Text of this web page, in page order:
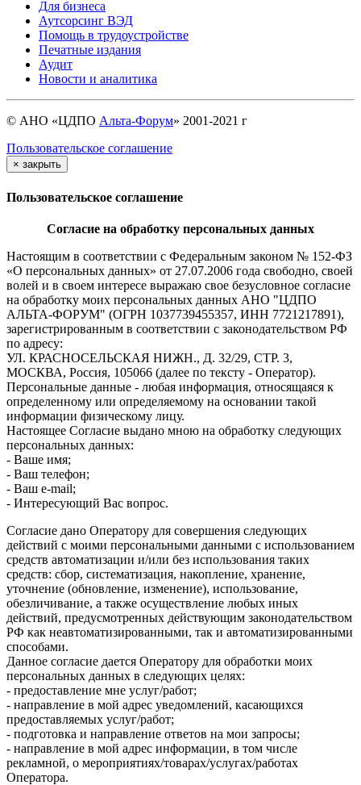
Для бизнеса
Аутсорсинг ВЭД
Помощь в трудоустройстве
Печатные издания
Аудит
Новости и аналитика
© АНО «ЦДПО Альта-Форум» 2001-2021 г
Пользовательское соглашение
× закрыть
Пользовательское соглашение
Согласие на обработку персональных данных
Настоящим в соответствии с Федеральным законом № 152-ФЗ
«О персональных данных» от 27.07.2006 года свободно, своей
волей и в своем интересе выражаю свое безусловное согласие
на обработку моих персональных данных АНО "ЦДПО
АЛЬТА-ФОРУМ" (ОГРН 1037739455357, ИНН 7721217891),
зарегистрированным в соответствии с законодательством РФ
по адресу:
УЛ. КРАСНОСЕЛЬСКАЯ НИЖН., Д. 32/29, СТР. 3,
МОСКВА, Россия, 105066 (далее по тексту - Оператор).
Персональные данные - любая информация, относящаяся к
определенному или определяемому на основании такой
информации физическому лицу.
Настоящее Согласие выдано мною на обработку следующих
персональных данных:
- Ваше имя;
- Ваш телефон;
- Ваш e-mail;
- Интересующий Вас вопрос.
Согласие дано Оператору для совершения следующих
действий с моими персональными данными с использованием
средств автоматизации и/или без использования таких
средств: сбор, систематизация, накопление, хранение,
уточнение (обновление, изменение), использование,
обезличивание, а также осуществление любых иных
действий, предусмотренных действующим законодательством
РФ как неавтоматизированными, так и автоматизированными
способами.
Данное согласие дается Оператору для обработки моих
персональных данных в следующих целях:
- предоставление мне услуг/работ;
- направление в мой адрес уведомлений, касающихся
предоставляемых услуг/работ;
- подготовка и направление ответов на мои запросы;
- направление в мой адрес информации, в том числе
рекламной, о мероприятиях/товарах/услугах/работах
Оператора.